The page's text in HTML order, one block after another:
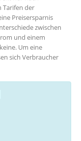
Tarifen der
Preisersparnis
zwischen
und einem
Um eine
sich Verbraucher